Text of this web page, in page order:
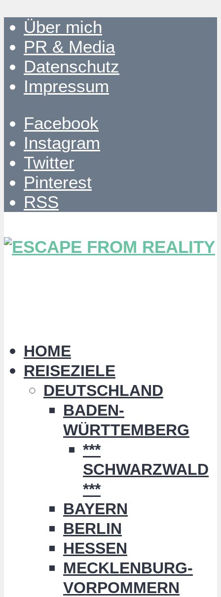
Über mich
PR & Media
Datenschutz
Impressum
Facebook
Instagram
Twitter
Pinterest
RSS
HOME
REISEZIELE
DEUTSCHLAND
BADEN-
WÜRTTEMBERG
***
SCHWARZWALD
***
BAYERN
BERLIN
HESSEN
MECKLENBURG-
VORPOMMERN